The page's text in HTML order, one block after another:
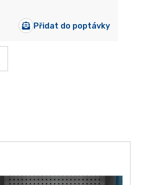
Přidat do poptávky